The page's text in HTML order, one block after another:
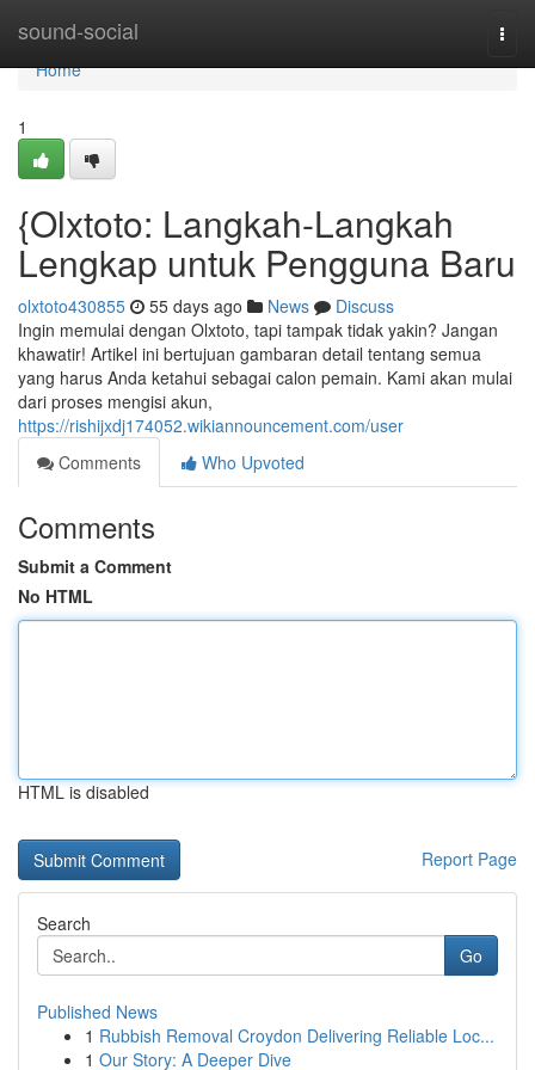
sound-social
Home
Home
1
{Olxtoto: Langkah-Langkah
Lengkap untuk Pengguna Baru
olxtoto430855 55 days ago News
Discuss
Ingin memulai dengan Olxtoto, tapi tampak tidak yakin? Jangan
khawatir! Artikel ini bertujuan gambaran detail tentang semua
yang harus Anda ketahui sebagai calon pemain. Kami akan mulai
dari proses mengisi akun,
https://rishijxdj174052.wikiannouncement.com/user
Comments
Who Upvoted
Comments
Submit a Comment
No HTML
HTML is disabled
Report Page
Search
Go
Published News
1 Rubbish Removal Croydon Delivering Reliable Loc...
1 Our Story: A Deeper Dive